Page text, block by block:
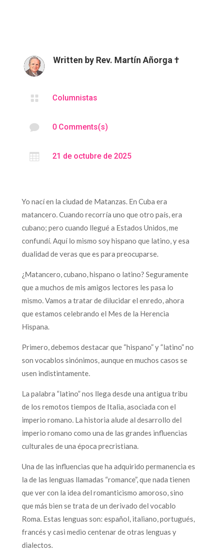
Written by Rev. Martín Añorga †
 Columnistas
 0 Comments(s)
 21 de octubre de 2025
Yo nací en la ciudad de Matanzas. En Cuba era
matancero. Cuando recorría uno que otro país, era
cubano; pero cuando llegué a Estados Unidos, me
confundí. Aquí lo mismo soy hispano que latino, y esa
dualidad de veras que es para preocuparse.
¿Matancero, cubano, hispano o latino? Seguramente
que a muchos de mis amigos lectores les pasa lo
mismo. Vamos a tratar de dilucidar el enredo, ahora
que estamos celebrando el Mes de la Herencia
Hispana.
Primero, debemos destacar que “hispano” y “latino” no
son vocablos sinónimos, aunque en muchos casos se
usen indistintamente.
La palabra “latino” nos llega desde una antigua tribu
de los remotos tiempos de Italia, asociada con el
imperio romano. La historia alude al desarrollo del
imperio romano como una de las grandes influencias
culturales de una época precristiana.
Una de las influencias que ha adquirido permanencia es
la de las lenguas llamadas “romance”, que nada tienen
que ver con la idea del romanticismo amoroso, sino
que más bien se trata de un derivado del vocablo
Roma. Estas lenguas son: español, italiano, portugués,
francés y casi medio centenar de otras lenguas y
dialectos.